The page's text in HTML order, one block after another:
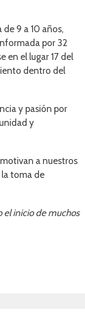
9 a 10 años,
por 32
en el lugar 17 del
dentro del
y pasión por
y
a nuestros
toma de
el inicio de muchos